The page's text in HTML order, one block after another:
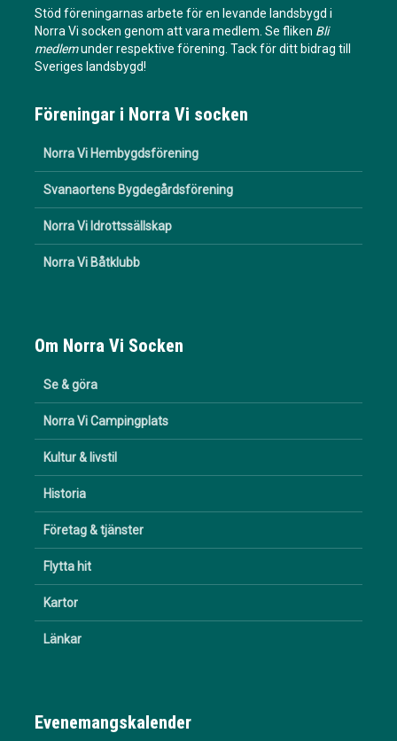
Stöd föreningarnas arbete för en levande landsbygd i
Norra Vi socken genom att vara medlem. Se fliken Bli
medlemunder respektive förening. Tack för ditt bidrag till
Sveriges landsbygd!
Föreningar i Norra Vi socken
Norra Vi Hembygdsförening
Svanaortens Bygdegårdsförening
Norra Vi Idrottssällskap
Norra Vi Båtklubb
Om Norra Vi Socken
Se & göra
Norra Vi Campingplats
Kultur & livstil
Historia
Företag & tjänster
Flytta hit
Kartor
Länkar
Evenemangskalender